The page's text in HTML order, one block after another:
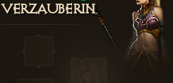
Verzauberin